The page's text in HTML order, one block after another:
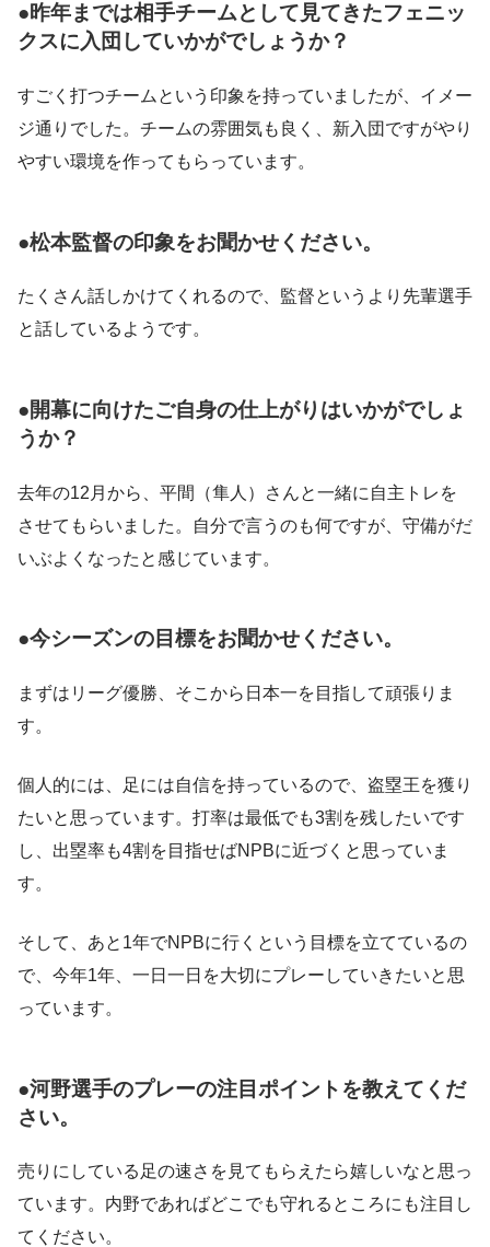
●昨年までは相手チームとして見てきたフェニッ
クスに入団していかがでしょうか？
すごく打つチームという印象を持っていましたが、イメー
ジ通りでした。チームの雰囲気も良く、新入団ですがやり
やすい環境を作ってもらっています。
●松本監督の印象をお聞かせください。
たくさん話しかけてくれるので、監督というより先輩選手
と話しているようです。
●開幕に向けたご自身の仕上がりはいかがでしょ
うか？
去年の12月から、平間（隼人）さんと一緒に自主トレを
させてもらいました。自分で言うのも何ですが、守備がだ
いぶよくなったと感じています。
●今シーズンの目標をお聞かせください。
まずはリーグ優勝、そこから日本一を目指して頑張りま
す。
個人的には、足には自信を持っているので、盗塁王を獲り
たいと思っています。打率は最低でも3割を残したいです
し、出塁率も4割を目指せばNPBに近づくと思っていま
す。
そして、あと1年でNPBに行くという目標を立てているの
で、今年1年、一日一日を大切にプレーしていきたいと思
っています。
●河野選手のプレーの注目ポイントを教えてくだ
さい。
売りにしている足の速さを見てもらえたら嬉しいなと思っ
ています。内野であればどこでも守れるところにも注目し
てください。